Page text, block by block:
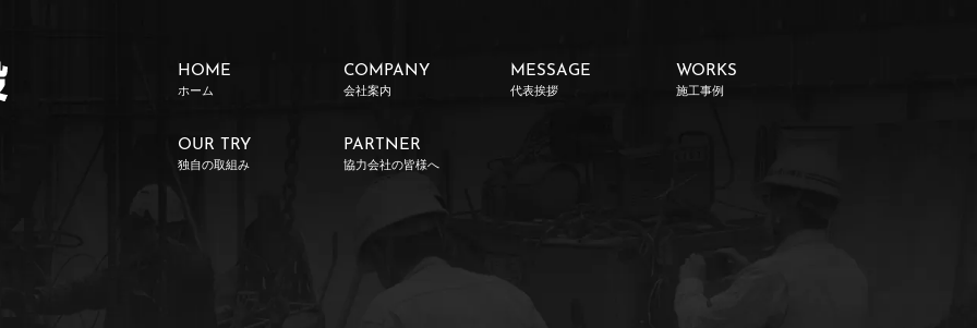
HOME
ホーム
COMPANY
会社案内
MESSAGE
代表挨拶
WORKS
施工事例
OUR TRY
独自の取組み
PARTNER
協力会社の皆様へ